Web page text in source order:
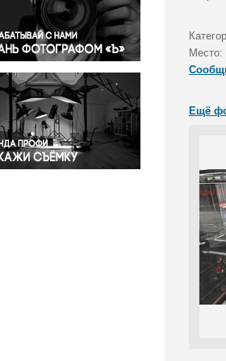
Правосудие
Происшествия и конфликты
Религия
Светская жизнь
Спорт
Экология
Экономика и бизнес
Место:
Ещё